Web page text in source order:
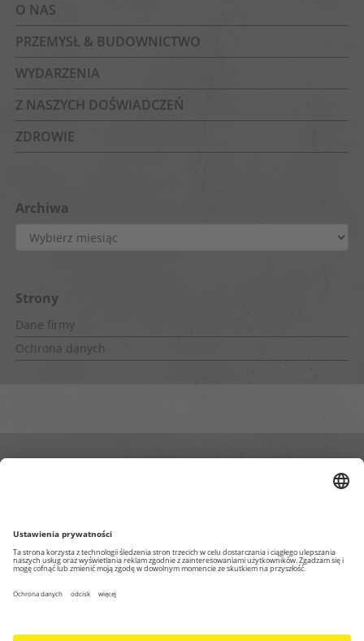
O NAS
PRZEMYSŁ & BUDOWNICTWO
WYDARZENIA
Z NASZYCH DOŚWIADCZEŃ
ZDROWIE
Archiwa
Archiwa
Strony
Dane firmy
Ochrona danych
Wewnętrzne strony
Impressum
Ochrona danych osobowych